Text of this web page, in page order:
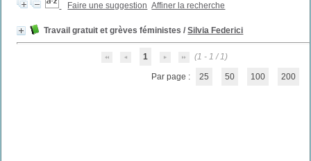
Faire une suggestion Affiner la recherche
Travail gratuit et grèves féministes /Silvia Federici
1 (1 - 1 / 1)
Par page : 25 50 100 200